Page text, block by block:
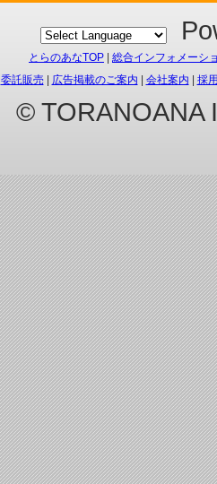
とらのあなTOP
総合インフォメーシ
委託販売| 広告掲載のご案内 会社案内 採
© TORANOANA